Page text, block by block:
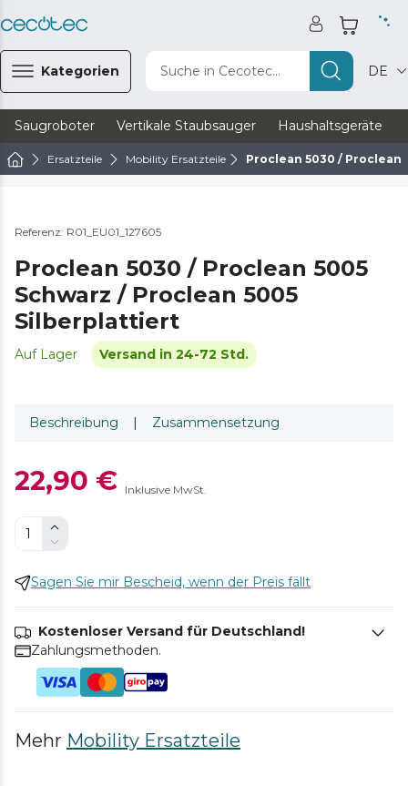
Kategorien Suche in Cecotec... DE
Saugroboter Vertikale Staubsauger Haushaltsgeräte
Ersatzteile Mobility Ersatzteile Proclean 5030 /
Referenz: R01_EU01_127605
Proclean 5030 / Proclean 5005
Schwarz / Proclean 5005
Silberplattiert
Auf Lager Versand in 24-72 Std.
Beschreibung | Zusammensetzung
22,90 € Inklusive MwSt.
Sagen Sie mir Bescheid, wenn der Preis fällt
Kostenloser Versand für Deutschland!
Zahlungsmethoden.
Mehr Mobility Ersatzteile